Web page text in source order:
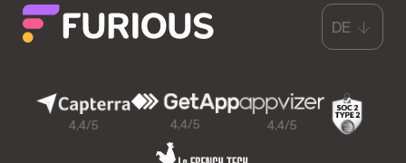
4,4/5 4,4/5 4,4/5
DE